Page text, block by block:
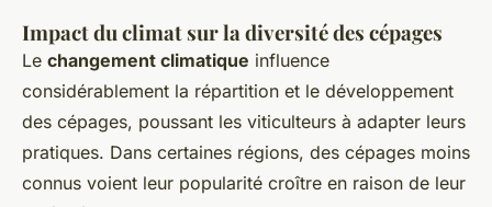
Impact du climat sur la diversité des cépages
Le changement climatique influence
considérablement la répartition et le développement
des cépages, poussant les viticulteurs à adapter leurs
pratiques. Dans certaines régions, des cépages moins
connus voient leur popularité croître en raison de leur